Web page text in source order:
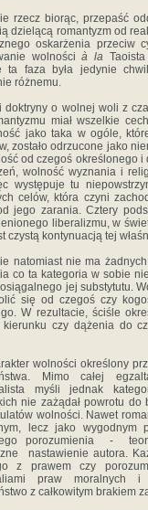
rzecz biorąc, przepaść
dzielącą romantyzm od
oskarżenia przeciw
wolnościà la
ta faza była jedynie
różnemu.
doktryny o wolnej woli z
miał wszelkie
jako taka w ogóle,
zostało odrzucone jako
od czegoś określonego
wolność wyznania i
występuje tu
celów, która czyni
jego zarania. Cztery
liberalizmu, w
czystą kontynuacją tej
natomiast nie ma
co ta kategoria w sobie
jej substytutu.
się od czegoś czy
W rezultacie, ściśle
kierunku czy dążenia do
wolności określony
Mimo całej
myśli jednak
nie zażądał powrotu do
wolności. Nawet
lecz jako
porozumienia -
nastawienie autora.
z prawem czy
praw moralnych
z całkowitym brakiem